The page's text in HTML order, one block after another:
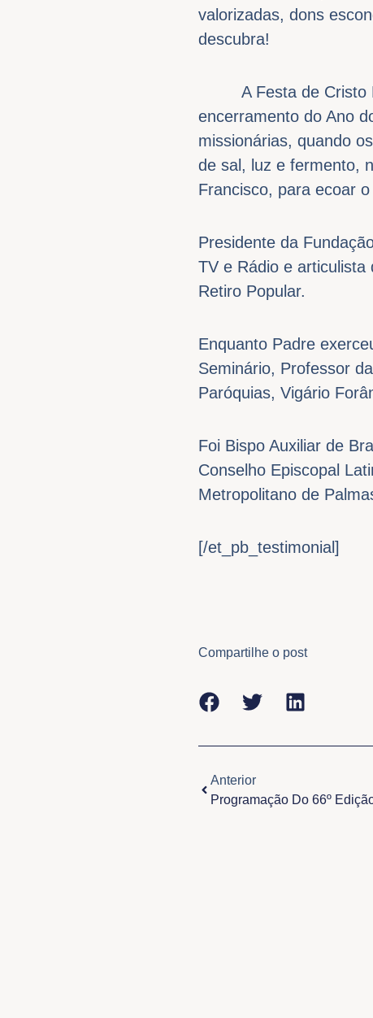
valorizadas, dons
descubra!
A Festa de Cristo
encerramento do Ano
missionárias, quando
de sal, luz e fermento,
Francisco, para ecoar o
Presidente da
TV e Rádio e
Retiro Popular.
Enquanto Padre
Seminário, Professor
Paróquias, Vigário
Foi Bispo Auxiliar de
Conselho Episcopal
Metropolitano de
[/et_pb_testimonial]
Compartilhe o post
Anterior